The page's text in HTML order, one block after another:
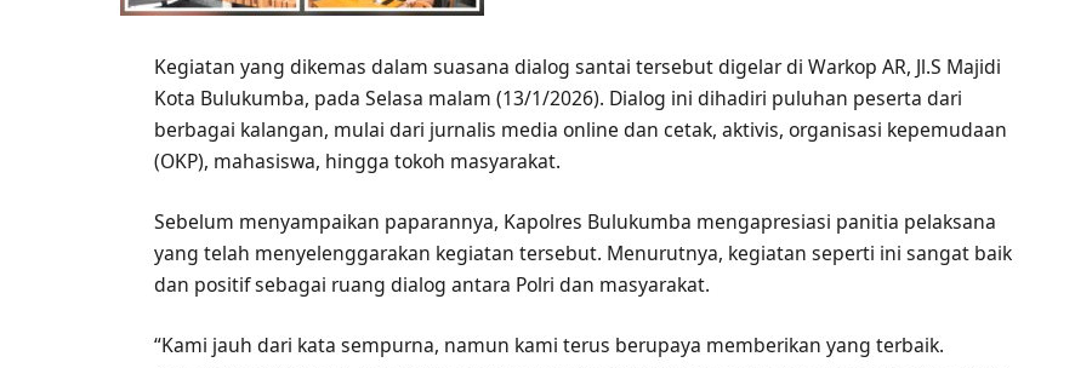
Kegiatan yang dikemas dalam suasana dialog santai tersebut digelar di Warkop AR, Jl.S Majidi
Kota Bulukumba, pada Selasa malam (13/1/2026). Dialog ini dihadiri puluhan peserta dari
berbagai kalangan, mulai dari jurnalis media online dan cetak, aktivis, organisasi kepemudaan
(OKP), mahasiswa, hingga tokoh masyarakat.
Sebelum menyampaikan paparannya, Kapolres Bulukumba mengapresiasi panitia pelaksana
yang telah menyelenggarakan kegiatan tersebut. Menurutnya, kegiatan seperti ini sangat baik
dan positif sebagai ruang dialog antara Polri dan masyarakat.
“Kami jauh dari kata sempurna, namun kami terus berupaya memberikan yang terbaik.